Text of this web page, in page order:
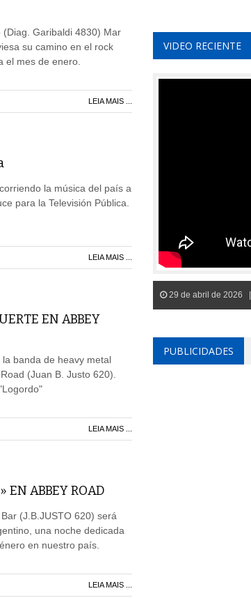
Garibaldi 4830) Mar
su camino en el rock
el mes de enero.
LEIA MAIS ...
la música del país a
para la Televisión Pública.
LEIA MAIS ...
EN ABBEY
banda de heavy metal
(Juan B. Justo 620).
LEIA MAIS ...
EN ABBEY ROAD
(J.B.JUSTO 620) será
una noche dedicada
en nuestro país.
LEIA MAIS ...
VIDEO RECIENTE
29 de abril de 2026 |
PUBLICIDADES